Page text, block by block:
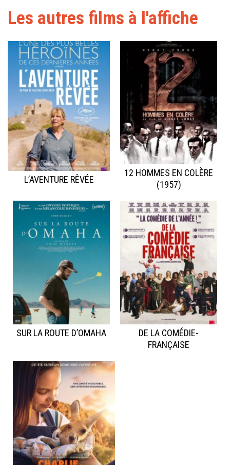
Les autres films à l'affiche
L’AVENTURE RÊVÉE
12 HOMMES EN COLÈRE
(1957)
SUR LA ROUTE D’OMAHA
DE LA COMÉDIE-
FRANÇAISE